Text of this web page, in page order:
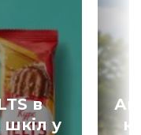
в
шкіл у